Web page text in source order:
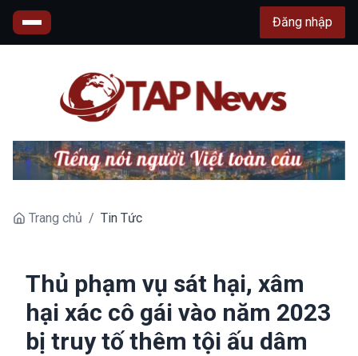
Đăng nhập
Trang chủ / Tin Tức
Thủ phạm vụ sát hại, xâm
hại xác cô gái vào năm 2023
bị truy tố thêm tội ấu dâm